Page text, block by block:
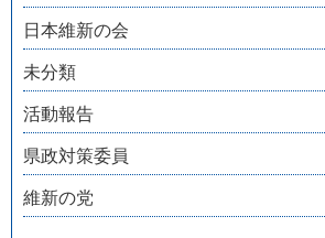
日本維新の会
未分類
活動報告
県政対策委員
維新の党